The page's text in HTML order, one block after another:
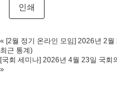
인쇄
« [2월 정기 온라인 모임] 2026년 2
최근 통계)
[국회 세미나] 2026년 4월 23일 국회
»